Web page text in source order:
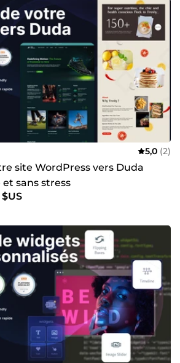
mais également conçues
utilisateur fluide sur tous les
avec moi ? Délai rapide :
en quelques minutes seulement.
: Des solutions qui
votre site. Support et maintenance :
sur le long terme pour assurer la
Expérience et expertise technique :
subtilités de Duda pour offrir des
à des prix compétitifs. Confiez-
m'engage à vous livrer des résultats
attentes !
5,0 (2)
site WordPress vers Duda
sans stress